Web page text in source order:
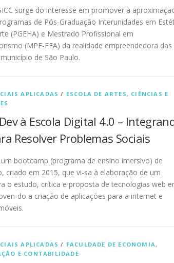
surge do interesse em promover a
de Pós-Graduação Interunidades em
(PGEHA) e Mestrado Profissional em
(MPE-FEA) da realidade empreendedora das
de São Paulo.
APLICADAS / ESCOLA DE ARTES, CIÊNCIAS E
à Escola Digital 4.0 –
Resolver Problemas Sociais
bootcamp (programa de ensino imersivo) de
criado em 2015, que vi-sa à elaboração de um
o estudo, crítica e proposta de tecnologias web
do a criação de aplicações para a internet e
APLICADAS / FACULDADE DE ECONOMIA,
E CONTABILIDADE